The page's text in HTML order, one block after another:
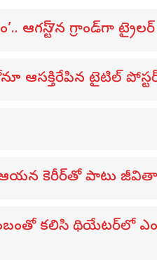
ఆగస్ట్ 7న గ్రాండ్‌గా
ఆసక్తిరేపిన టైటిల్
ఆయన కెరీర్‌తో పాటు
కలిసి థియేటర్‌లో